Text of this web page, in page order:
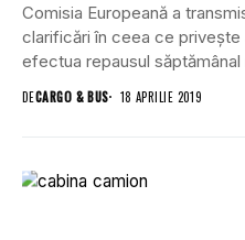
Comisia Europeană a
clarificări în ceea ce
efectua repausul săptămânal
DECARGO & BUS 18 APRILIE 2019